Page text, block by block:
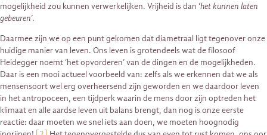
mogelijkheid zou kunnen verwerkelijken. Vrijheid is dan ‘het kunnen laten
gebeuren’.
Daarmee zijn we op een punt gekomen dat diametraal ligt tegenover onze
huidige manier van leven. Ons leven is grotendeels wat de filosoof
Heidegger noemt ‘het opvorderen’ van de dingen en de mogelijkheden.
Daar is een mooi actueel voorbeeld van: zelfs als we erkennen dat we als
mensensoort wel erg overheersend zijn geworden en we daardoor leven
in het antropoceen, een tijdperk waarin de mens door zijn optreden het
klimaat en alle aardse leven uit balans brengt, dan nog is onze eerste
reactie: daar moeten we snel iets aan doen, we moeten hoognodig